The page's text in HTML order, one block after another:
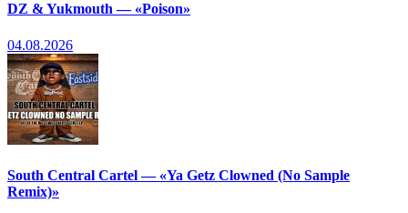
DZ & Yukmouth — «Poison»
04.08.2026
South Central Cartel — «Ya Getz Clowned (No Sample
Remix)»